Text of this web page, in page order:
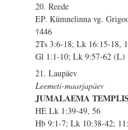
20. Reede
EP. Kümnelinna vg.
†446
2Ts 3:6-18; Lk 16:15-18,
Gl 1:1-10; Lk 9:57-62 (L)
21. Laupäev
Leemeti-maarjapäev
JUMALAEMA
HE Lk 1:39-49, 56
Hb 9:1-7; Lk 10:38-42;